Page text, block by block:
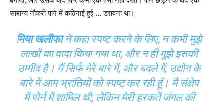
सामान्य नौकरी पाने में कठिनाई हुई … डरावना था।
मिया खलीफाने कहा स्पष्ट करने के लिए, न कभी मुझे
लाखों का वादा किया गया था, और न ही मुझे इसकी
उम्मीद है। मैं सिर्फ मेरे बारे में, और बदले में, उद्योग के
बारे में आम भ्रांतियों को स्पष्ट कर रही हूँ। मैं संक्षेप
में पोर्न में शामिल थी, लेकिन मेरी हरकतें जंगल की